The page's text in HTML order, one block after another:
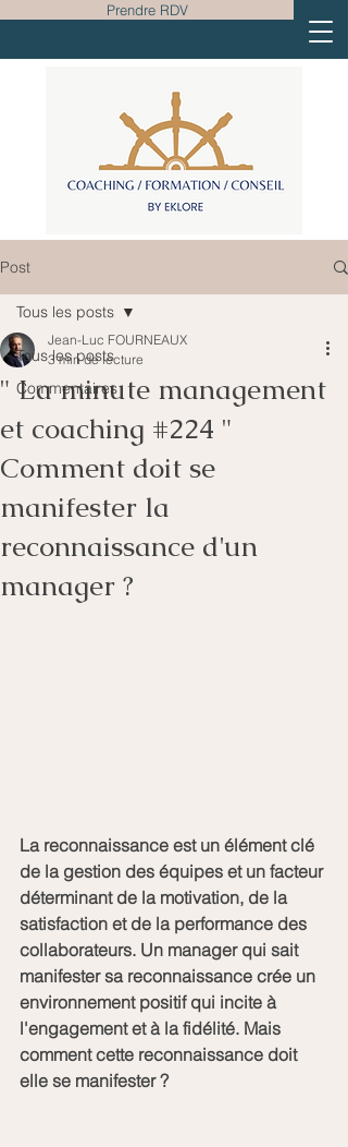
Prendre RDV
Post
Tous les posts
Commentaires
Tous les posts
" La minute management
et coaching #224 "
Comment doit se
manifester la
reconnaissance d'un
manager ?
Jean-Luc FOURNEAUX
3 min de lecture
La reconnaissance est un élément clé
de la gestion des équipes et un facteur
déterminant de la motivation, de la
satisfaction et de la performance des
collaborateurs. Un manager qui sait
manifester sa reconnaissance crée un
environnement positif qui incite à
l'engagement et à la fidélité. Mais
comment cette reconnaissance doit
elle se manifester ?